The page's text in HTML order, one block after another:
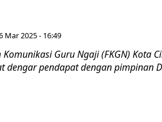
Mar 2025 - 16:49
Komunikasi Guru Ngaji (FKGN) Kota
dengar pendapat dengan pimpinan